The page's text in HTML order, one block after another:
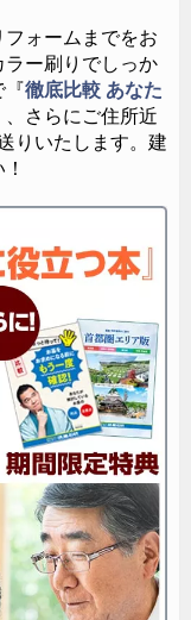
ォームまでをお
ラー刷りでしっか
『徹底比較 あなた
、さらにご住所近
りいたします。建